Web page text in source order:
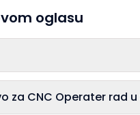
oglasu